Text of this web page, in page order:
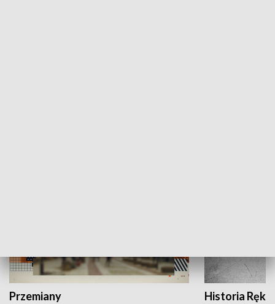
Przemiany Historia Ręką